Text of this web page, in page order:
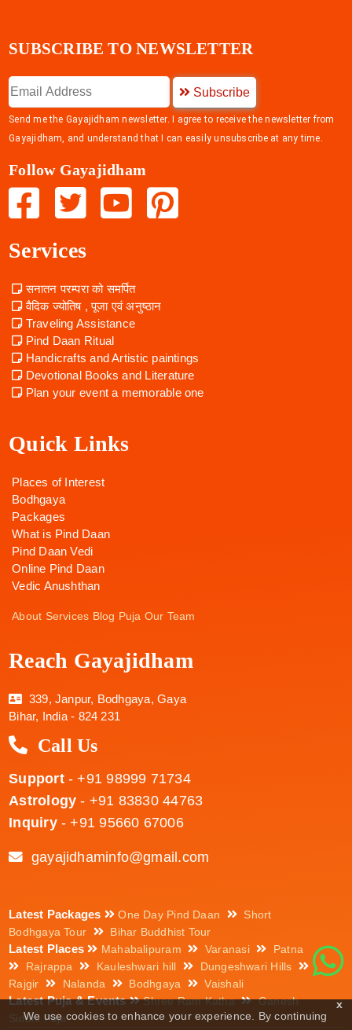
SUBSCRIBE TO NEWSLETTER
Subscribe
Send me the Gayajidham newsletter. I agree to receive the newsletter from
Gayajidham, and understand that I can easily unsubscribe at any time.
Follow Gayajidham
Services
सनातन परम्परा को समर्पित
वैदिक ज्योतिष , पूजा एवं अनुष्ठान
Traveling Assistance
Pind Daan Ritual
Handicrafts and Artistic paintings
Devotional Books and Literature
Plan your event a memorable one
Quick Links
Places of Interest
Bodhgaya
Packages
What is Pind Daan
Pind Daan Vedi
Online Pind Daan
Vedic Anushthan
About Services Blog Puja Our Team
Reach Gayajidham
339, Janpur, Bodhgaya, Gaya
Bihar, India - 824 231
Call Us
Support- +91 98999 71734
Astrology - +91 83830 44763
Inquiry- +91 95660 67006
gayajidhaminfo@gmail.com
Latest Packages One Day Pind Daan
Short
Bodhgaya Tour
Bihar Buddhist Tour
Latest Places Mahabalipuram Varanasi
Patna
Rajrappa
Kauleshwari hill
Dungeshwari Hills
Rajgir
Nalanda Bodhgaya Vaishali
Latest Puja & Events Shree Ram Katha
Ganesh
Siddhi Puja
x
We use cookies to enhance your experience. By continuing